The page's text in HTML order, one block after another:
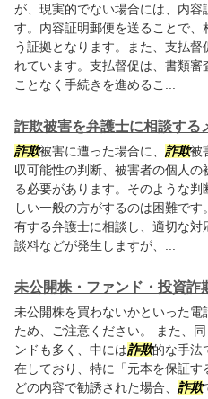
が、現実的でない場合には、内
す。内容証明郵便を送ることで
う証拠となります。また、支払
れています。支払督促は、書類審
ことなく手続きを進めるこ...
詐欺被害を弁護士に相談する
詐欺被害に遭った場合に、 詐欺被
収可能性の判断、被害者の個人
る必要があります。そのような
しい一般の方がするのは困難で
有する弁護士に相談し、適切な
談料などが発生しますが、...
未公開株・ファンド・投資詐
未公開株を買わないかといった電
ため、ご注意ください。 また、
ンドも多く、中には詐欺的な手法
在しており、特に「元本を保証
どの内容で勧誘された場合、 詐欺